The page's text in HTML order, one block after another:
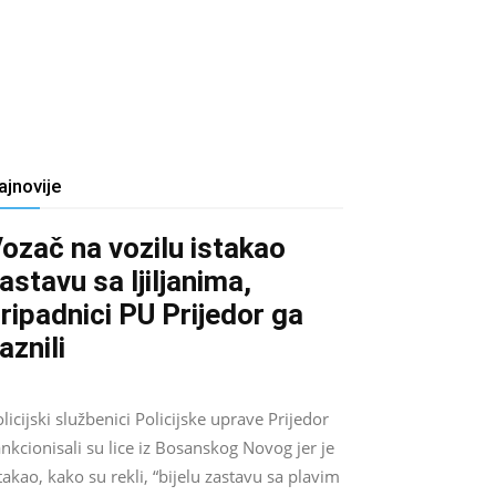
na vozilu istakao
sa ljiljanima,
PU Prijedor ga
Salim D. -
službenici Policijske uprave Prijedor
su lice iz Bosanskog Novog jer je
kako su rekli, “bijelu zastavu sa plavim